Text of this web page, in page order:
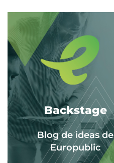
Backstage
Blog de ideas de
Europublic